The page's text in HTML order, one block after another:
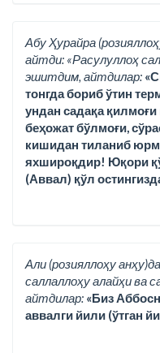
Абу Ҳурайра
айтди: «Расулуллоҳ
эшитдим, айтдилар:
тонгда бориб ўтин
ундан садақа
беҳожат бўлмоғи,
кишидан тиланиб
яхшироқдир! Юқори
(Аввал) қўл
Али (розияллоҳу
саллаллоҳу алайҳи ва
айтдилар: «Биз
аввалги йили (ўтган